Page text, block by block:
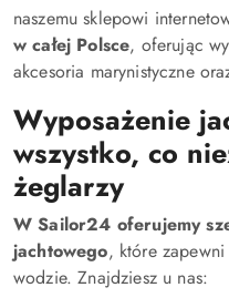
naszemu sklepowi
w całej Polsce, oferując
akcesoria marynistyczne
Wyposażenie
wszystko, co
żeglarzy
W Sailor24 oferujemy
jachtowego, które
wodzie. Znajdziesz u nas: